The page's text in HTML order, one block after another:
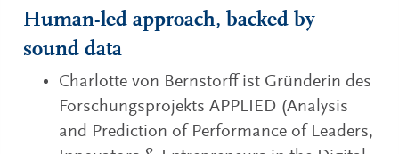
Human-led approach, backed by
sound data
Charlotte von Bernstorff ist Gründerin des
Forschungsprojekts APPLIED (Analysis
and Prediction of Performance of Leaders,